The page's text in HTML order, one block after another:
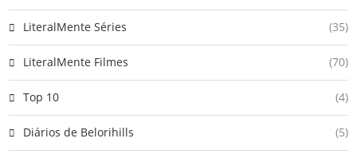
LiteralMente Séries (35)
LiteralMente Filmes (70)
Top 10 (4)
Diários de Belorihills (5)